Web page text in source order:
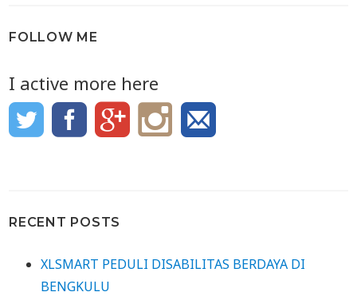
FOLLOW ME
I active more here
RECENT POSTS
XLSMART PEDULI DISABILITAS BERDAYA DI
BENGKULU